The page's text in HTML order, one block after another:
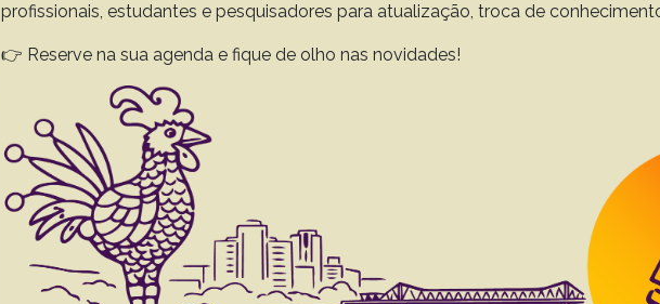
Submission Guidelines
Resultado da pesquisa (2)
Termo utilizado na pesquisa
Gomes C.L.N.
profissionais, estudantes e pesquisadores para atualização, troca de
👉 Reserve na sua agenda e fique de olho nas novidades!